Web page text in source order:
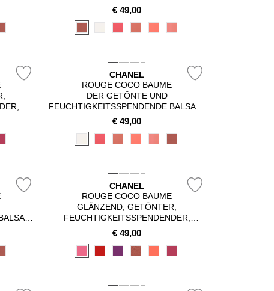
GANZ
DESSEN FARBINTENSITÄT SICH GANZ
INDIVIDUELL ANPASSEN LÄSST,
WUNDERSCHÖNE LIPPEN
€49,00
CHANEL
ROUGE COCO BAUME
DER GETÖNTE UND
FEUCHTIGKEITSSPENDENDE BALSAM,
DESSEN FARBINTENSITÄT SICH GANZ
INDIVIDUELL ANPASSEN LÄSST,
WUNDERSCHÖNE LIPPEN
€49,00
GANZ
CHANEL
ROUGE COCO BAUME
GLÄNZEND, GETÖNTER,
FEUCHTIGKEITSSPENDENDER,
VERSCHÖNERNDER LIPPENBALSAM
MIT INDIVIDUELLER FARBINTENSITÄT
€49,00